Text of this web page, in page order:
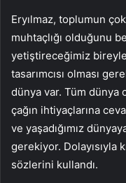
Eryılmaz, toplumun
muhtaçlığı olduğunu
yetiştireceğimiz
tasarımcısı olması
dünya var. Tüm dünya
çağın ihtiyaçlarına
ve yaşadığımız
gerekiyor. Dolayısıyla
sözlerini kullandı.